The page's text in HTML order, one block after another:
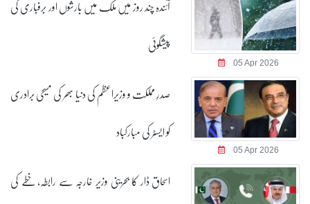
05 Apr 2026
آئندہ چند روز میں ملک میں بارشوں اور برفباری کی
پیشگوئی
05 Apr 2026
صدرِ مملکت و وزیراعظم کی دنیا بھر کی مسیحی برادری
کو ایسٹر کی مبارکباد
اسحاق ڈار کا بحرینی وزیر خارجہ سے رابطہ، خطے کی